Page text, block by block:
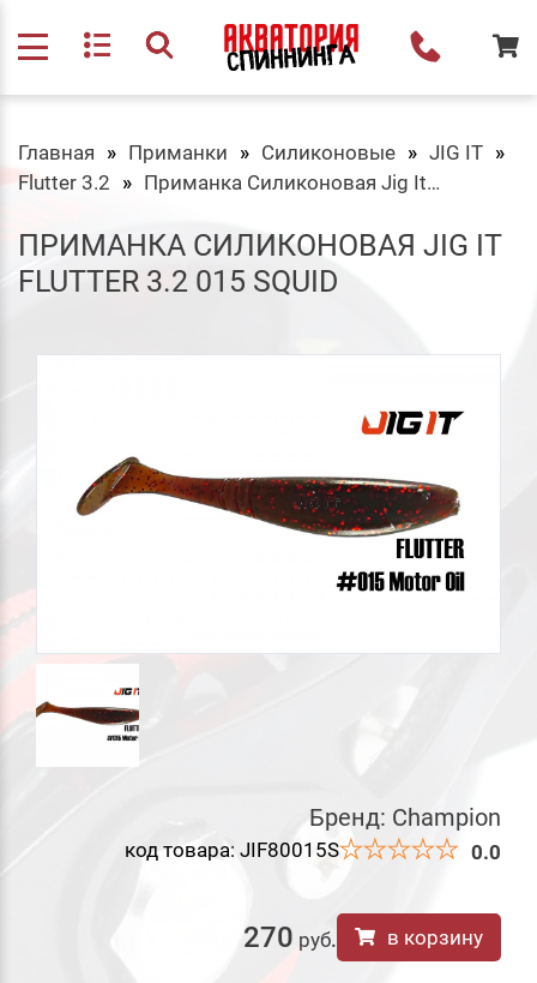
Главная Приманки Силиконовые
JIG IT
Flutter 3.2
Приманка Силиконовая Jig It Flutter 3.2 015 Squid
ПРИМАНКА СИЛИКОНОВАЯ JIG IT
FLUTTER 3.2 015 SQUID
Бренд: Champion
код товара: JIF80015S 0.0
270 руб. в корзину